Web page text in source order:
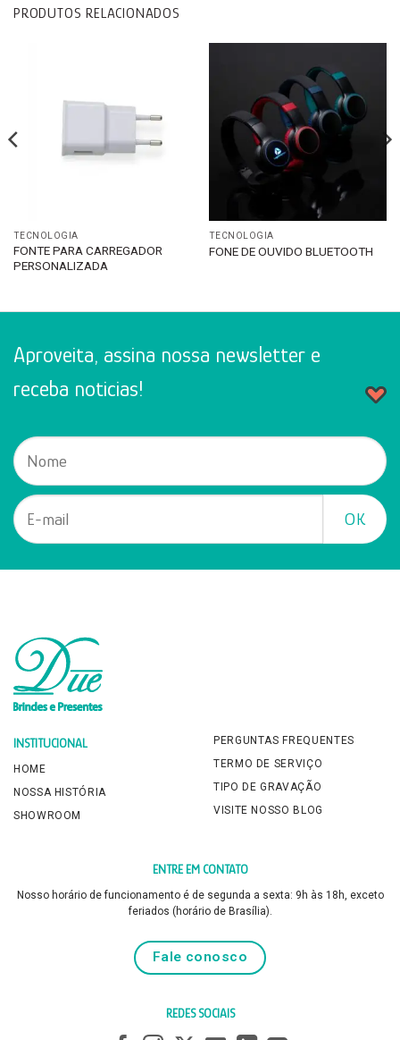
PRODUTOS RELACIONADOS
TECNOLOGIA
FONTE PARA CARREGADOR
PERSONALIZADA
TECNOLOGIA
FONE DE OUVIDO BLUETOOTH
Aproveita, assina nossa newsletter e
receba noticias!
INSTITUCIONAL
HOME
NOSSA HISTÓRIA
SHOWROOM
PERGUNTAS FREQUENTES
TERMO DE SERVIÇO
TIPO DE GRAVAÇÃO
VISITE NOSSO BLOG
ENTRE EM CONTATO
Nosso horário de funcionamento é de segunda a sexta: 9h às 18h, exceto
feriados (horário de Brasília).
Fale conosco
REDES SOCIAIS